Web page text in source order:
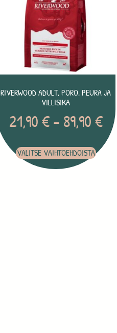
RIVERWOOD ADULT, PORO, PEURA JA
VILLISIKA
21,90€– 89,90€
VALITSE VAIHTOEHDOISTA